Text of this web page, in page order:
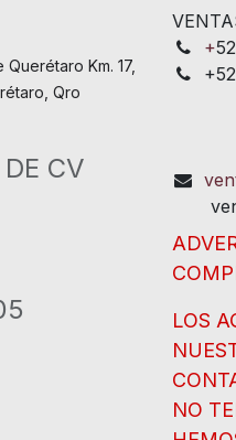
Km. 17,
Qro
CV
+
LOS
NO